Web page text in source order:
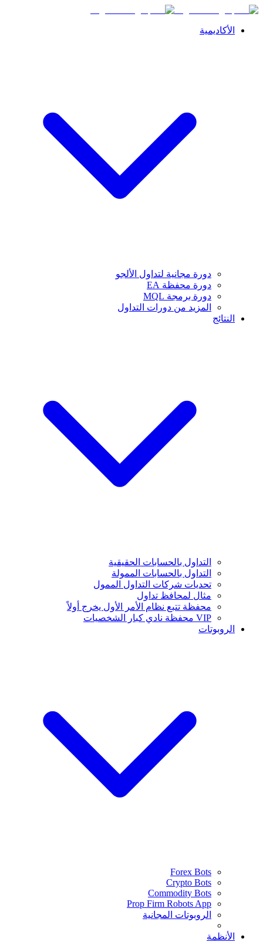
الأكاديمية
دورة مجانية لتداول الألجو
دورة محفظة EA
دورة برمجة MQL
المزيد من دورات التداول
النتائج
التداول بالحسابات الحقيقية
التداول بالحسابات الممولة
تحديات شركات التداول الممول
مثال لمحافظ تداول
محفظة تتبع نظام الأمر الأول يخرج أولاً
VIP محفظة نادي كبار الشخصيات
الروبوتات
Forex Bots
Crypto Bots
Commodity Bots
Prop Firm Robots App
الروبوتات المجانية
الأنظمة